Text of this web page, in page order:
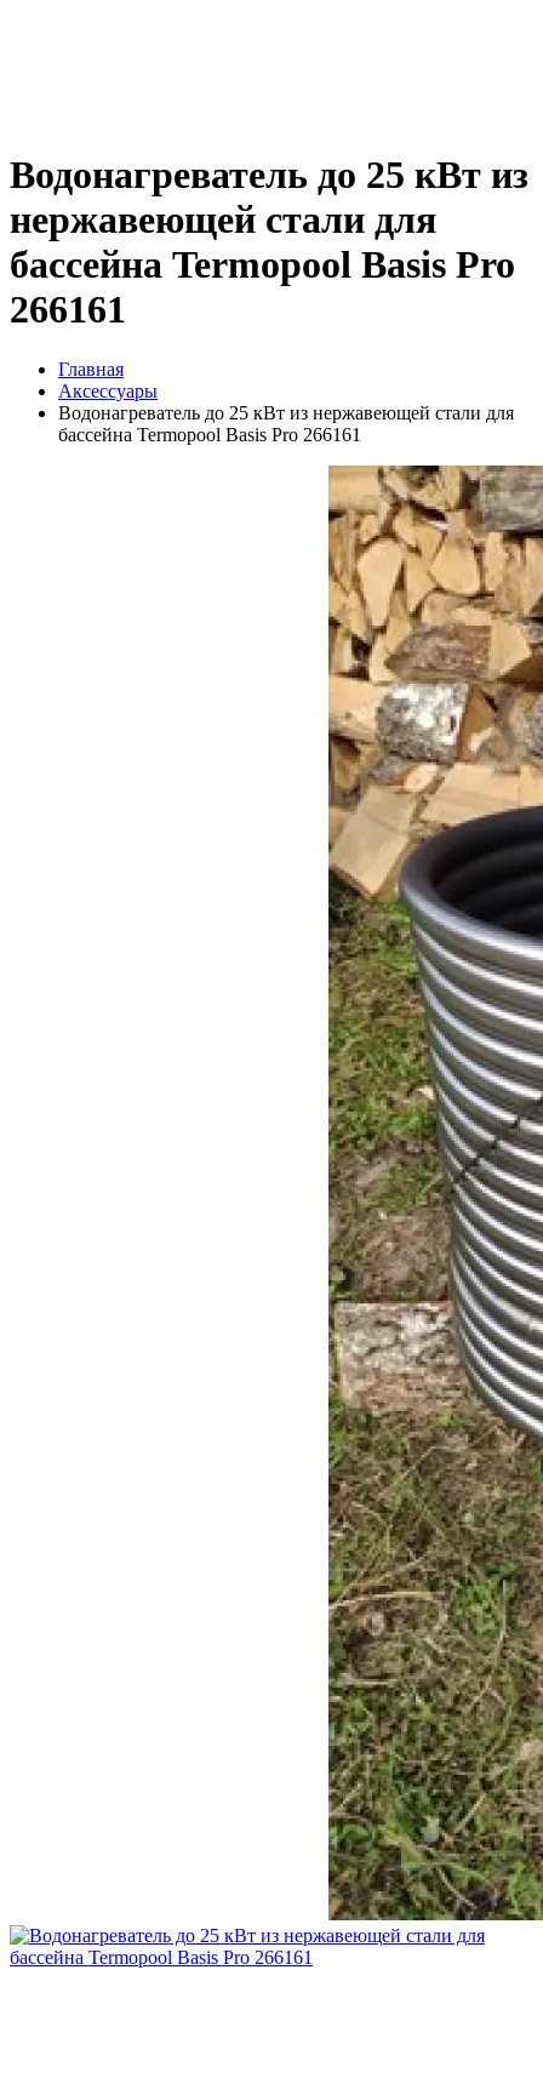
Водонагреватель до 25 кВт из
нержавеющей стали для
бассейна Termopool Basis Pro
266161
Главная
Аксессуары
Водонагреватель до 25 кВт из нержавеющей стали для
бассейна Termopool Basis Pro 266161